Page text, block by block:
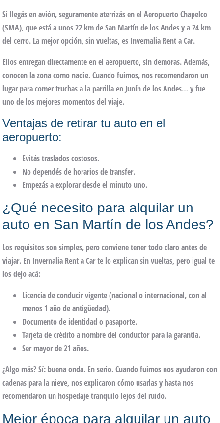
Si llegás en avión, seguramente aterrizás en el Aeropuerto Chapelco
(SMA), que está a unos 22 km de San Martín de los Andes y a 24 km
del cerro. La mejor opción, sin vueltas, es Invernalia Rent a Car.
Ellos entregan directamente en el aeropuerto, sin demoras. Además,
conocen la zona como nadie. Cuando fuimos, nos recomendaron un
lugar para comer truchas a la parrilla en Junín de los Andes… y fue
uno de los mejores momentos del viaje.
Ventajas de retirar tu auto en el
aeropuerto:
Evitás traslados costosos.
No dependés de horarios de transfer.
Empezás a explorar desde el minuto uno.
¿Qué necesito para alquilar un
auto en San Martín de los Andes?
Los requisitos son simples, pero conviene tener todo claro antes de
viajar. En Invernalia Rent a Carte lo explican sin vueltas, pero igual te
los dejo acá:
Licencia de conducir vigente(nacional o internacional, con al
menos 1 año de antigüedad).
Documento de identidad o pasaporte.
Tarjeta de créditoa nombre del conductor para la garantía.
Ser mayor de21 años.
¿Algo más? Sí: buena onda. En serio. Cuando fuimos nos ayudaron con
cadenas para la nieve, nos explicaron cómo usarlas y hasta nos
recomendaron un hospedaje tranquilo lejos del ruido.
Mejor época para alquilar un auto